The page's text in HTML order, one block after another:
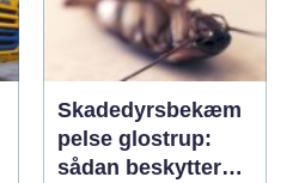
Skadedyrsbekæm
pelse glostrup:
sådan beskytter